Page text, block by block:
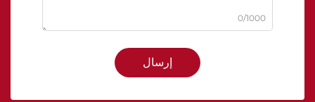
0/1000
إرسال